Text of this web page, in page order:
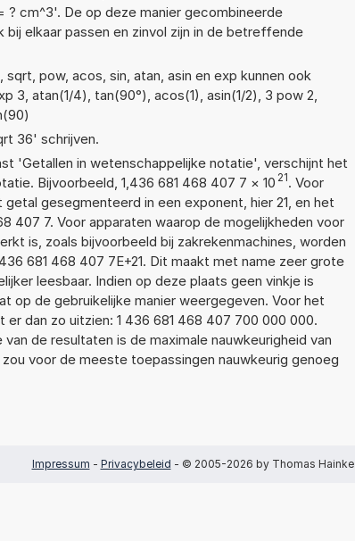
? cm^3'. De op deze manier gecombineerde
elkaar passen en zinvol zijn in de betreffende
pow, acos, sin, atan, asin en exp kunnen ook
3, atan(1/4), tan(90°), acos(1), asin(1/2), 3 pow 2,
36' schrijven.
'Getallen in wetenschappelijke notatie', verschijnt het
Bijvoorbeeld, 1,436 681 468 407 7 × 10 21. Voor
gesegmenteerd in een exponent, hier 21, en het
407 7. Voor apparaten waarop de mogelijkheden voor
is, zoals bijvoorbeeld bij zakrekenmachines, worden
681 468 407 7E+21. Dit maakt met name zeer grote
leesbaar. Indien op deze plaats geen vinkje is
op de gebruikelijke manier weergegeven. Voor het
dan zo uitzien: 1 436 681 468 407 700 000 000.
de resultaten is de maximale nauwkeurigheid van
voor de meeste toepassingen nauwkeurig genoeg
Impressum - Privacybeleid - © 2005-2026 by Thomas Hainke